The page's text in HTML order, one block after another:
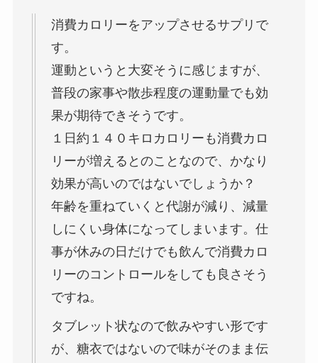
消費カロリーをアップさせるサプリで
す。
運動というと大変そうに感じますが、
普段の家事や散歩程度の運動量でも効
果が期待できそうです。
１日約１４０キロカロリーも消費カロ
リーが増えるとのことなので、かなり
効果が高いのではないでしょうか？
年齢を重ねていくと代謝が減り、減量
しにくい身体になってしまいます。仕
事が休みの日だけでも飲んで消費カロ
リーのコントロールをしても良さそう
ですね。
タブレット状なので飲みやすい形です
が、糖衣ではないので味がそのまま伝